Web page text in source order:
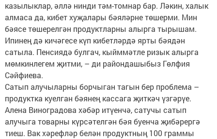
казылыклар, әллә нинди тәм-томнар бар. Ләкин, халык
алмаса да, кибет хуҗалары бәяләрне төшерми. Мин
бәясе төшерелгән продуктларны алырга тырышам.
Ипинең дә кичәгесе күп кибетләрдә ярты бәядән
сатыла. Пенсиядә булгач, кыйммәтле ризык алырга
мөмкинлегем җитми, – ди райондашыбыз Гөлфия
Сәйфиева.
Сатып алучыларны борчыган тагын бер проблема –
продуктка куелган бәянең кассага җиткәч үзгәрүе.
Алена Виноградова хәбәр итүенчә, сатучы сатып
алучыга товарны күрсәтелгән бәя буенча җибәрергә
тиеш. Вак хәрефләр белән продуктның 100 граммы